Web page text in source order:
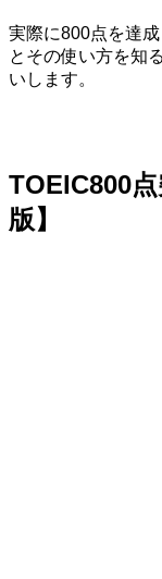
実際に800点を達
とその使い方を知
いします。
TOEIC800
版】